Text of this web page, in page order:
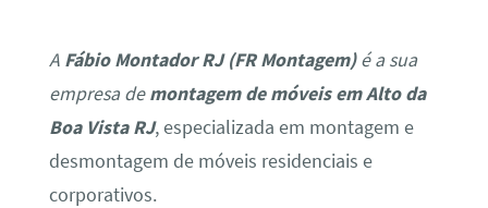
A Fábio Montador RJ (FR Montagem)é a sua
empresa demontagem de móveis em Alto da
Boa Vista RJ, especializada em montagem e
desmontagem de móveis residenciais e
corporativos.